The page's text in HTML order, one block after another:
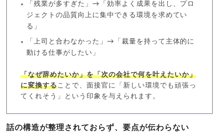
「残業が多すぎた」→「効率よく成果を出し、プロ
ジェクトの品質向上に集中できる環境を求めてい
る」
「上司と合わなかった」→「裁量を持って主体的に
動ける仕事がしたい」
「なぜ辞めたいか」を「次の会社で何を叶えたいか」
に変換することで、面接官に「新しい環境でも頑張っ
てくれそう」という印象を与えられます。
話の構造が整理されておらず、要点が伝わらない